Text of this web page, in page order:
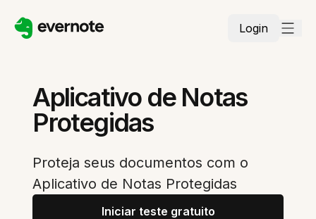
Login
Aplicativo de Notas
Protegidas
Proteja seus documentos com o
Aplicativo de Notas Protegidas
Iniciar teste gratuito